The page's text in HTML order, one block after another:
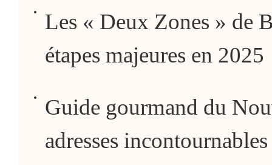
Les « Deux Zones » de
étapes majeures en 2025
Guide gourmand du
adresses